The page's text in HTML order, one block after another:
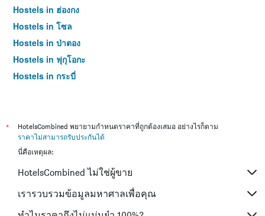
Hostels in ฮ่องกง
Hostels in โซล
Hostels in ป่าตอง
Hostels in ฟุกุโอกะ
Hostels in กระบี่
Hostels in เซี่ยงไฮ้
Hostels in ไทเป
Hostels in หาดใหญ่
Hostels in ภูเก็ต
Hostels in เกียวโต
*
HotelsCombined พยายามกำหนดราคาที่ถูกต้องเสมอ อย่างไรก็ตาม
ราคาไม่สามารถรับประกันได้
นี่คือเหตุผล:
HotelsCombined ไม่ใช่ผู้ขาย
เรารวบรวมข้อมูลมหาศาลเพื่อคุณ